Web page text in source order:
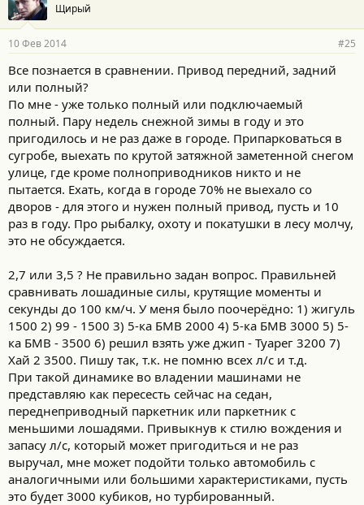
Щирый
10 Фев 2014 #25
Все познается в сравнении. Привод передний, задний
или полный?
По мне - уже только полный или подключаемый
полный. Пару недель снежной зимы в году и это
пригодилось и не раз даже в городе. Припарковаться в
сугробе, выехать по крутой затяжной заметенной снегом
улице, где кроме полноприводников никто и не
пытается. Ехать, когда в городе 70% не выехало со
дворов - для этого и нужен полный привод, пусть и 10
раз в году. Про рыбалку, охоту и покатушки в лесу молчу,
это не обсуждается.
2,7 или 3,5 ? Не правильно задан вопрос. Правильней
сравнивать лошадиные силы, крутящие моменты и
секунды до 100 км/ч. У меня было поочерёдно: 1) жигуль
1500 2) 99 - 1500 3) 5-ка БМВ 2000 4) 5-ка БМВ 3000 5) 5-
ка БМВ - 3500 6) решил взять уже джип - Туарег 3200 7)
Хай 2 3500. Пишу так, т.к. не помню всех л/с и т.д.
При такой динамике во владении машинами не
представляю как пересесть сейчас на седан,
переднеприводный паркетник или паркетник с
меньшими лошадями. Привыкнув к стилю вождения и
запасу л/с, который может пригодиться и не раз
выручал, мне может подойти только автомобиль с
аналогичными или большими характеристиками, пусть
это будет 3000 кубиков, но турбированный.